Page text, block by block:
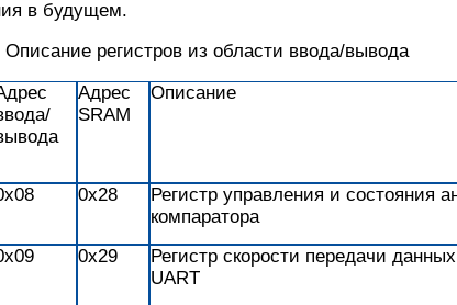
в будущем.
регистров из области ввода/вывода
Адрес
SRAM
Описание
0x28
Регистр управления и состояния
компаратора
0x29
Регистр скорости передачи
UART